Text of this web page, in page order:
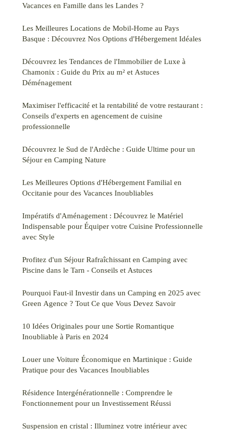
Vacances en Famille dans les Landes ?
Les Meilleures Locations de Mobil-Home au Pays
Basque : Découvrez Nos Options d'Hébergement Idéales
Découvrez les Tendances de l'Immobilier de Luxe à
Chamonix : Guide du Prix au m² et Astuces
Déménagement
Maximiser l'efficacité et la rentabilité de votre restaurant :
Conseils d'experts en agencement de cuisine
professionnelle
Découvrez le Sud de l'Ardèche : Guide Ultime pour un
Séjour en Camping Nature
Les Meilleures Options d'Hébergement Familial en
Occitanie pour des Vacances Inoubliables
Impératifs d'Aménagement : Découvrez le Matériel
Indispensable pour Équiper votre Cuisine Professionnelle
avec Style
Profitez d'un Séjour Rafraîchissant en Camping avec
Piscine dans le Tarn - Conseils et Astuces
Pourquoi Faut-il Investir dans un Camping en 2025 avec
Green Agence ? Tout Ce que Vous Devez Savoir
10 Idées Originales pour une Sortie Romantique
Inoubliable à Paris en 2024
Louer une Voiture Économique en Martinique : Guide
Pratique pour des Vacances Inoubliables
Résidence Intergénérationnelle : Comprendre le
Fonctionnement pour un Investissement Réussi
Suspension en cristal : Illuminez votre intérieur avec